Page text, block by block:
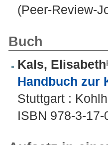
(Peer-Review-
Buch
Kals, Elisabeth
Handbuch zur
Stuttgart :
ISBN 978-3-